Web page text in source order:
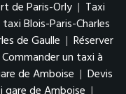
de Paris-Orly | Taxi
Blois-Paris-Charles
de Gaulle | Réserver
Commander un taxi à
de Amboise | Devis